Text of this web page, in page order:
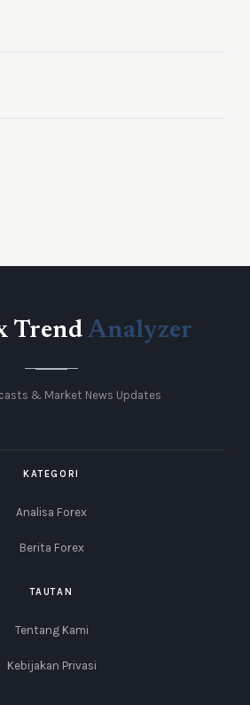
Trend Analyzer
& Market News Updates
KATEGORI
Analisa Forex
Berita Forex
TAUTAN
Tentang Kami
Kebijakan Privasi